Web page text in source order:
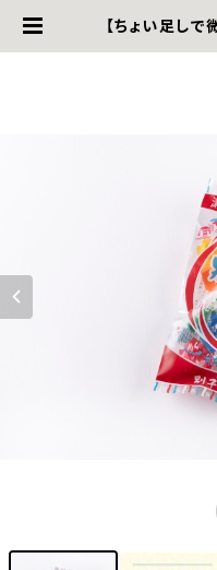
【ちょい足し